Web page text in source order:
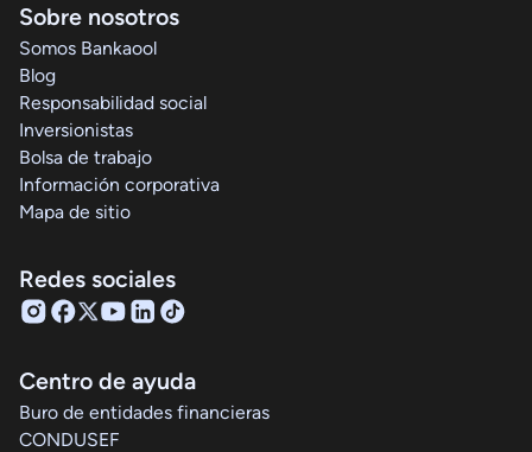
Sobre nosotros
Somos Bankaool
Blog
Responsabilidad social
Inversionistas
Bolsa de trabajo
Información corporativa
Mapa de sitio
Redes sociales
Centro de ayuda
Buro de entidades financieras
CONDUSEF